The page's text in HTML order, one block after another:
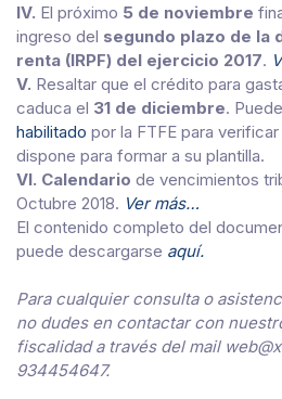
IV. El próximo 5 de noviembre
ingreso del segundo plazo de la
renta (IRPF) del ejercicio 2017.
V. Resaltar que el crédito para
caduca el 31 de diciembre.
habilitado por la FTFE para
dispone para formar a su plantilla.
VI. Calendario de vencimientos
Octubre 2018. Ver más…
El contenido completo del
puede descargarse aquí.
Para cualquier consulta o
no dudes en contactar con
fiscalidad a través del mail
934454647.